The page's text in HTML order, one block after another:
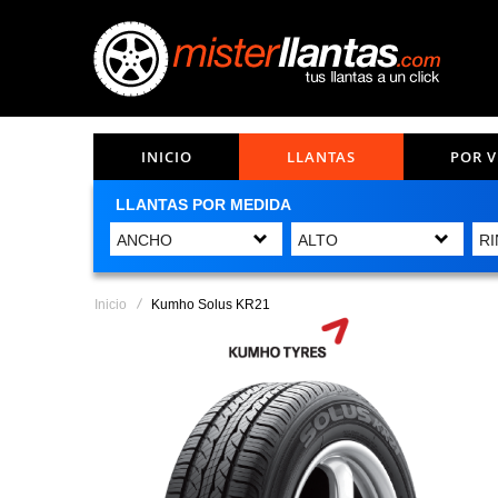
INICIO LLANTAS POR
LLANTAS POR MEDIDA
Inicio Kumho Solus KR21